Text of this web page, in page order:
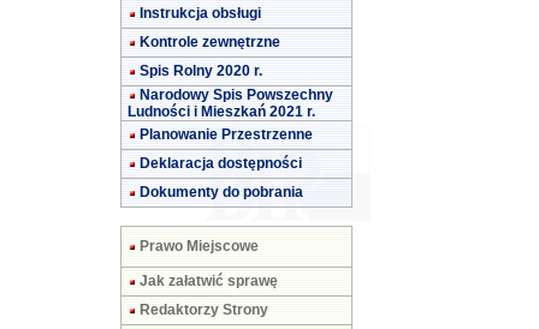
Instrukcja obsługi
Kontrole zewnętrzne
Spis Rolny 2020 r.
Narodowy Spis Powszechny
Ludności i Mieszkań 2021 r.
Planowanie Przestrzenne
Deklaracja dostępności
Dokumenty do pobrania
Prawo Miejscowe
Jak załatwić sprawę
Redaktorzy Strony